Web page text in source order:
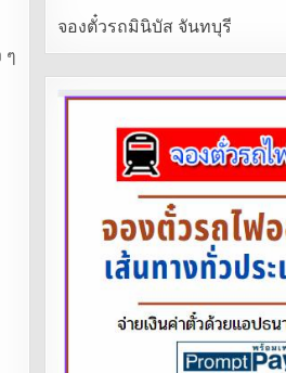
ๆ
จองตั๋วรถมินิบัส จันทบุรี